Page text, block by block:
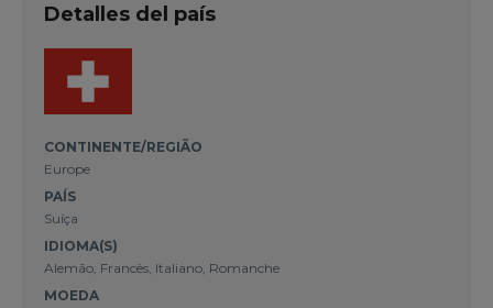
Detalles del país
CONTINENTE/REGIÃO
Europe
PAÍS
Suíça
IDIOMA(S)
Alemão, Francês, Italiano, Romanche
MOEDA